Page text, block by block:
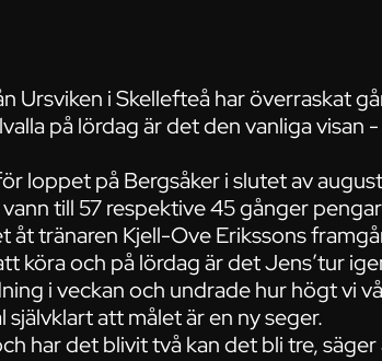
Ursviken i Skellefteå har överraskat
på lördag är det den vanliga visan
loppet på Bergsåker i slutet av
till 57 respektive 45 gånger
åt tränaren Kjell-Ove Erikssons
köra och på lördag är det Jens’tur
i veckan och undrade hur högt vi
att målet är en ny seger.
har det blivit två kan det bli tre,